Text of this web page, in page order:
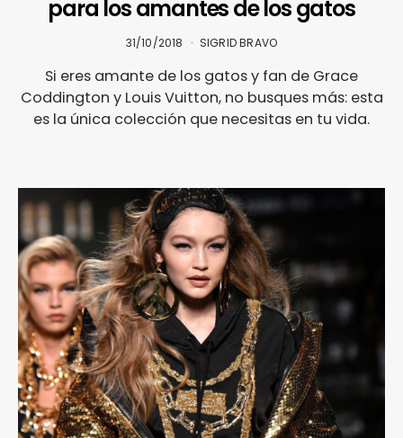
para los amantes de los gatos
31/10/2018 SIGRID BRAVO
Si eres amante de los gatos y fan de Grace
Coddington y Louis Vuitton, no busques más: esta
es la única colección que necesitas en tu vida.